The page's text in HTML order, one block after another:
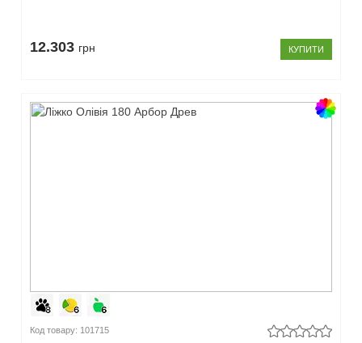
12.303 грн КУПИТИ
Код товару: 101715